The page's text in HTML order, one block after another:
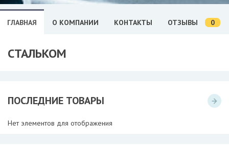
ГЛАВНАЯ О КОМПАНИИ КОНТАКТЫ ОТЗЫВЫ 0
СТАЛЬКОМ
ПОСЛЕДНИЕ ТОВАРЫ
Нет элементов для отображения